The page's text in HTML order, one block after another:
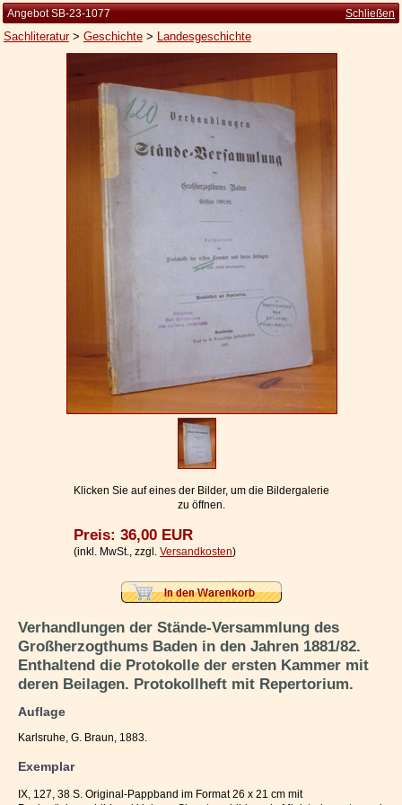
Zur Person
Kleine Kulturgeschichte
Die Brockhaus Auflagen
Zu den Angeboten
Widerrufsbelehrung
Geschäftsbedingungen
Datenschutzerklärung
Ihr Warenkorb
Angebot SB-23-1077 Schließen
Sachliteratur> Geschichte> Landesgeschichte
Klicken Sie auf eines der Bilder, um die Bildergalerie
zu öffnen.
Preis: 36,00 EUR
(inkl. MwSt., zzgl. Versandkosten)
Verhandlungen der Stände-Versammlung des
Großherzogthums Baden in den Jahren 1881/82.
Enthaltend die Protokolle der ersten Kammer mit
deren Beilagen. Protokollheft mit Repertorium.
Auflage
Karlsruhe, G. Braun, 1883.
Exemplar
IX, 127, 38 S. Original-Pappband im Format 26 x 21 cm mit